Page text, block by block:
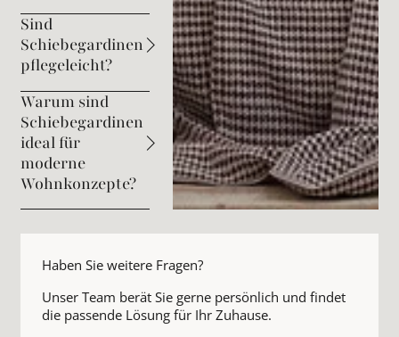
Sind
Schiebegardinen
pflegeleicht?
Warum sind
Schiebegardinen
ideal für
moderne
Wohnkonzepte?
Haben Sie weitere Fragen?
Unser Team berät Sie gerne persönlich und findet
die passende Lösung für Ihr Zuhause.